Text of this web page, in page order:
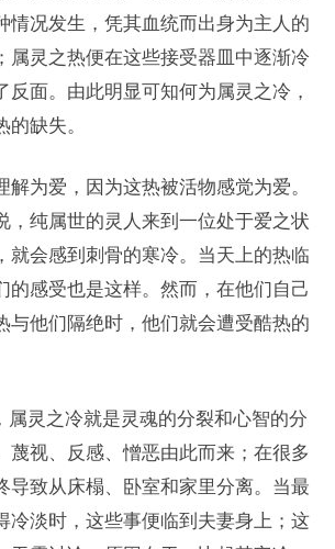
情况发生，凭其血统而出身为主人的
属灵之热便在这些接受器皿中逐渐冷
反面。由此明显可知何为属灵之冷，
缺失。
解为爱，因为这热被活物感觉为爱。
，纯属世的灵人来到一位处于爱之状
就会感到刺骨的寒冷。当天上的热临
的感受也是这样。然而，在他们自己
与他们隔绝时，他们就会遭受酷热的
灵之冷就是灵魂的分裂和心智的分
蔑视、反感、憎恶由此而来；在很多
导致从床榻、卧室和家里分离。当最
冷淡时，这些事便临到夫妻身上；这